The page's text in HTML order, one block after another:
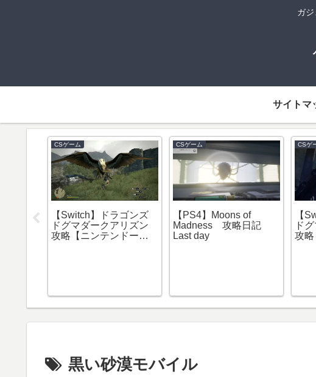
ガ
サイトマ
アウトキャスト
】攻略日記＃２
! アンデットド
コナン アウトキャス
ト【PS4】 攻略日記＃
２２ やっと・・・星
Fireシリーズ
とスペックや使用感の
黒い砂漠モバイル